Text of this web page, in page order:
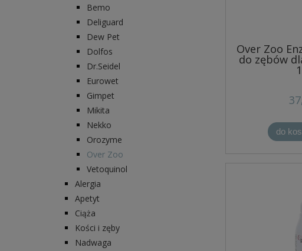
Bemo
Deliguard
Dew Pet
Dolfos
Dr.Seidel
Eurowet
Gimpet
Mikita
Nekko
Orozyme
Over Zoo
Vetoquinol
Alergia
Apetyt
Ciąża
Kości i zęby
Nadwaga
Over Zoo
do zębów
do